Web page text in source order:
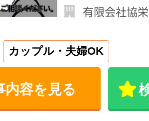
有限会社協
カップル・夫婦OK
内容を見る